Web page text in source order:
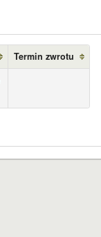
Termin zwrotu